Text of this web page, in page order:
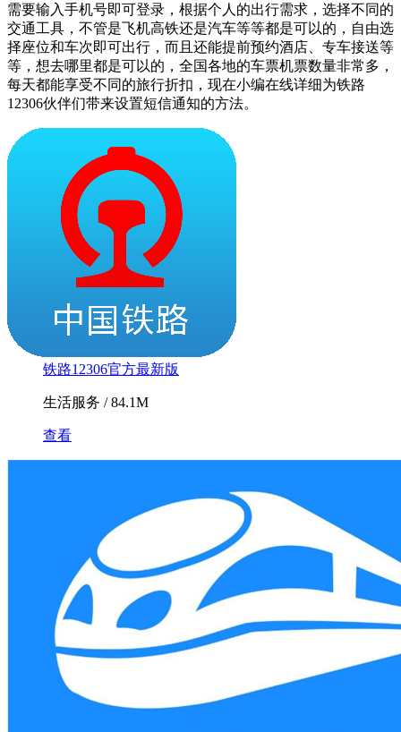
需要输入手机号即可登录，根据个人的出行需求，选择不同的
交通工具，不管是飞机高铁还是汽车等等都是可以的，自由选
择座位和车次即可出行，而且还能提前预约酒店、专车接送等
等，想去哪里都是可以的，全国各地的车票机票数量非常多，
每天都能享受不同的旅行折扣，现在小编在线详细为铁路
12306伙伴们带来设置短信通知的方法。
铁路12306官方最新版
生活服务 / 84.1M
查看